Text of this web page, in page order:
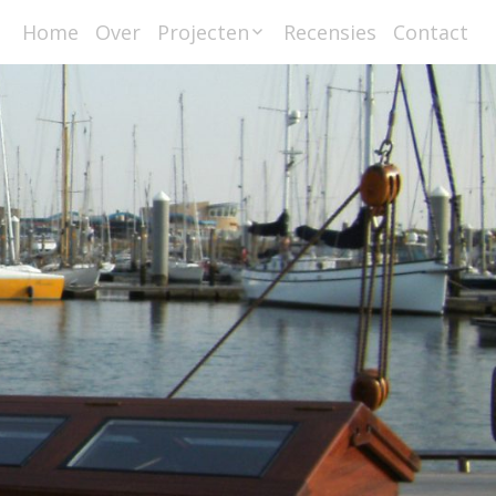
Home Over Projecten
Scheepsbetimmerin
Interieurbouw
Meubelmaken
Recensies Contact